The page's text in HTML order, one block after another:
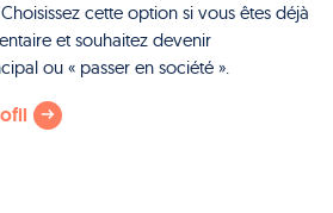
cette option si vous êtes déjà
et souhaitez devenir
ou « passer en société ».